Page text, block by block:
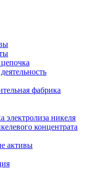
фабрика
электролиза никеля
концентрата
активы